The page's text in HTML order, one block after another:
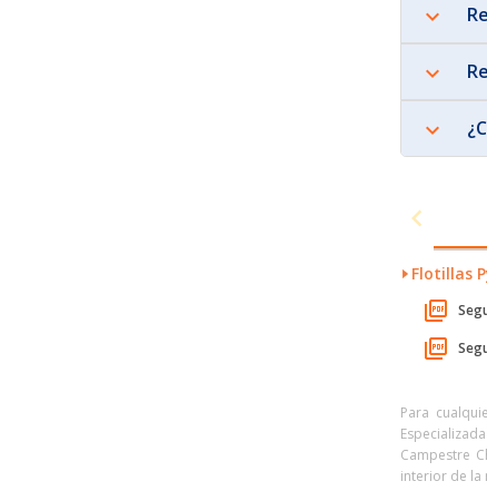
Flotillas
Para
Campestre
interior de la